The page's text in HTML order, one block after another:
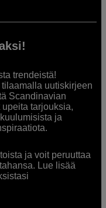
trendeistä!
uutiskirjeen
Scandinavian
tarjouksia,
ja
ja voit peruuttaa
Lue lisää